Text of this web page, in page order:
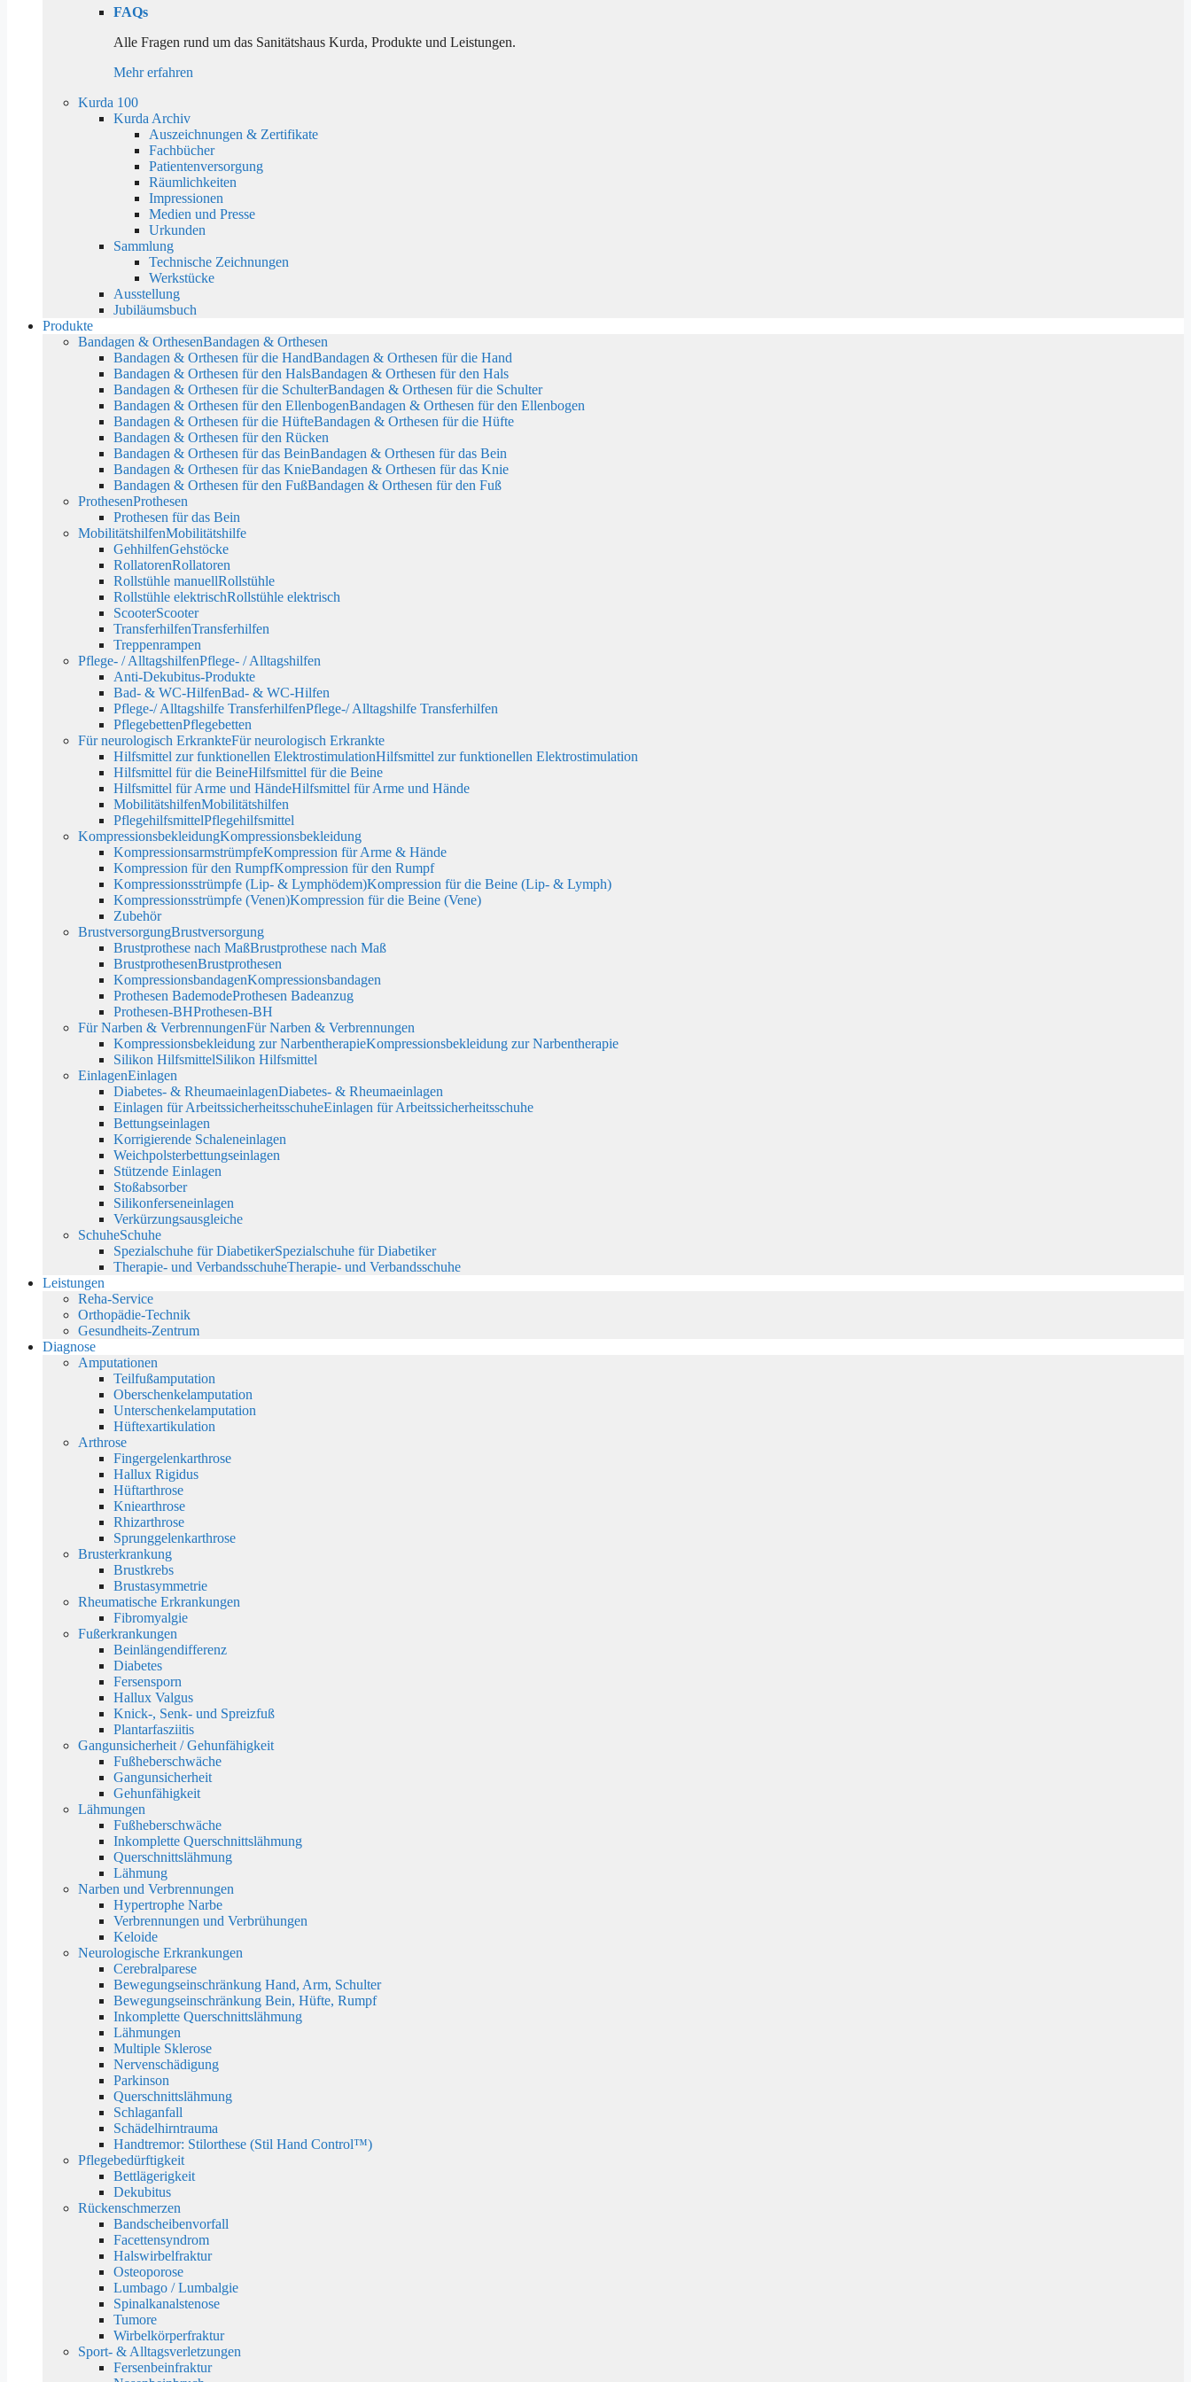
FAQs
Alle Fragen rund um das Sanitätshaus Kurda, Produkte und Leistungen.
Mehr erfahren
Kurda 100
Kurda Archiv
Auszeichnungen & Zertifikate
Fachbücher
Patientenversorgung
Räumlichkeiten
Impressionen
Medien und Presse
Urkunden
Sammlung
Technische Zeichnungen
Werkstücke
Ausstellung
Jubiläumsbuch
Produkte
Bandagen & OrthesenBandagen & Orthesen
Bandagen & Orthesen für die HandBandagen & Orthesen für die Hand
Bandagen & Orthesen für den HalsBandagen & Orthesen für den Hals
Bandagen & Orthesen für die SchulterBandagen & Orthesen für die Schulter
Bandagen & Orthesen für den EllenbogenBandagen & Orthesen für den Ellenbogen
Bandagen & Orthesen für die HüfteBandagen & Orthesen für die Hüfte
Bandagen & Orthesen für den Rücken
Bandagen & Orthesen für das BeinBandagen & Orthesen für das Bein
Bandagen & Orthesen für das KnieBandagen & Orthesen für das Knie
Bandagen & Orthesen für den FußBandagen & Orthesen für den Fuß
ProthesenProthesen
Prothesen für das Bein
MobilitätshilfenMobilitätshilfe
GehhilfenGehstöcke
RollatorenRollatoren
Rollstühle manuellRollstühle
Rollstühle elektrischRollstühle elektrisch
ScooterScooter
TransferhilfenTransferhilfen
Treppenrampen
Pflege- / AlltagshilfenPflege- / Alltagshilfen
Anti-Dekubitus-Produkte
Bad- & WC-HilfenBad- & WC-Hilfen
Pflege-/ Alltagshilfe TransferhilfenPflege-/ Alltagshilfe Transferhilfen
PflegebettenPflegebetten
Für neurologisch ErkrankteFür neurologisch Erkrankte
Hilfsmittel zur funktionellen ElektrostimulationHilfsmittel zur funktionellen Elektrostimulation
Hilfsmittel für die BeineHilfsmittel für die Beine
Hilfsmittel für Arme und HändeHilfsmittel für Arme und Hände
MobilitätshilfenMobilitätshilfen
PflegehilfsmittelPflegehilfsmittel
KompressionsbekleidungKompressionsbekleidung
KompressionsarmstrümpfeKompression für Arme & Hände
Kompression für den RumpfKompression für den Rumpf
Kompressionsstrümpfe (Lip- & Lymphödem)Kompression für die Beine (Lip- & Lymph)
Kompressionsstrümpfe (Venen)Kompression für die Beine (Vene)
Zubehör
BrustversorgungBrustversorgung
Brustprothese nach MaßBrustprothese nach Maß
BrustprothesenBrustprothesen
KompressionsbandagenKompressionsbandagen
Prothesen BademodeProthesen Badeanzug
Prothesen-BHProthesen-BH
Für Narben & VerbrennungenFür Narben & Verbrennungen
Kompressionsbekleidung zur NarbentherapieKompressionsbekleidung zur Narbentherapie
Silikon HilfsmittelSilikon Hilfsmittel
EinlagenEinlagen
Diabetes- & RheumaeinlagenDiabetes- & Rheumaeinlagen
Einlagen für ArbeitssicherheitsschuheEinlagen für Arbeitssicherheitsschuhe
Bettungseinlagen
Korrigierende Schaleneinlagen
Weichpolsterbettungseinlagen
Stützende Einlagen
Stoßabsorber
Silikonferseneinlagen
Verkürzungsausgleiche
SchuheSchuhe
Spezialschuhe für DiabetikerSpezialschuhe für Diabetiker
Therapie- und VerbandsschuheTherapie- und Verbandsschuhe
Leistungen
Reha-Service
Orthopädie-Technik
Gesundheits-Zentrum
Diagnose
Amputationen
Teilfußamputation
Oberschenkelamputation
Unterschenkelamputation
Hüftexartikulation
Arthrose
Fingergelenkarthrose
Hallux Rigidus
Hüftarthrose
Kniearthrose
Rhizarthrose
Sprunggelenkarthrose
Brusterkrankung
Brustkrebs
Brustasymmetrie
Rheumatische Erkrankungen
Fibromyalgie
Fußerkrankungen
Beinlängendifferenz
Diabetes
Fersensporn
Hallux Valgus
Knick-, Senk- und Spreizfuß
Plantarfasziitis
Gangunsicherheit / Gehunfähigkeit
Fußheberschwäche
Gangunsicherheit
Gehunfähigkeit
Lähmungen
Fußheberschwäche
Inkomplette Querschnittslähmung
Querschnittslähmung
Lähmung
Narben und Verbrennungen
Hypertrophe Narbe
Verbrennungen und Verbrühungen
Keloide
Neurologische Erkrankungen
Cerebralparese
Bewegungseinschränkung Hand, Arm, Schulter
Bewegungseinschränkung Bein, Hüfte, Rumpf
Inkomplette Querschnittslähmung
Lähmungen
Multiple Sklerose
Nervenschädigung
Parkinson
Querschnittslähmung
Schlaganfall
Schädelhirntrauma
Handtremor: Stilorthese (Stil Hand Control™)
Pflegebedürftigkeit
Bettlägerigkeit
Dekubitus
Rückenschmerzen
Bandscheibenvorfall
Facettensyndrom
Halswirbelfraktur
Osteoporose
Lumbago / Lumbalgie
Spinalkanalstenose
Tumore
Wirbelkörperfraktur
Sport- & Alltagsverletzungen
Fersenbeinfraktur